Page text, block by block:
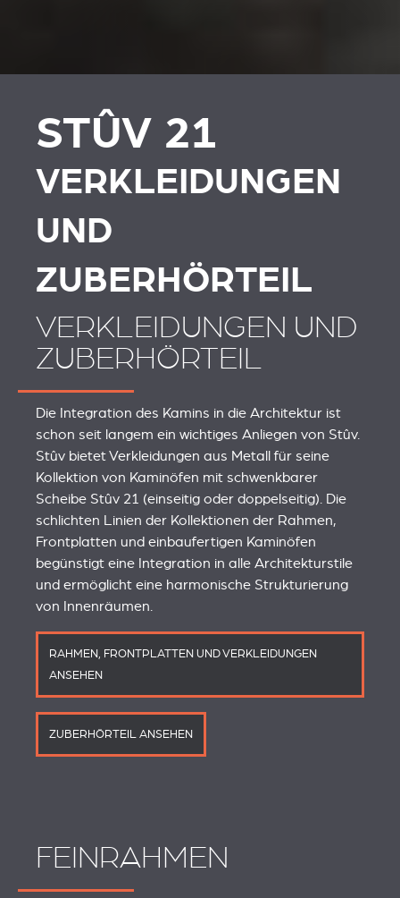
STÛV 21
VERKLEIDUNGEN
UND
ZUBERHÖRTEIL
VERKLEIDUNGEN UND
ZUBERHÖRTEIL
Die Integration des Kamins in die Architektur ist
schon seit langem ein wichtiges Anliegen von Stûv.
Stûv bietet Verkleidungen aus Metall für seine
Kollektion von Kaminöfen mit schwenkbarer
Scheibe Stûv 21 (einseitig oder doppelseitig). Die
schlichten Linien der Kollektionen der Rahmen,
Frontplatten und einbaufertigen Kaminöfen
begünstigt eine Integration in alle Architekturstile
und ermöglicht eine harmonische Strukturierung
von Innenräumen.
RAHMEN, FRONTPLATTEN UND VERKLEIDUNGEN
ANSEHEN
ZUBERHÖRTEIL ANSEHEN
FEINRAHMEN
ZUBERHÖRTEIL
ACCESSOIRES VOOR